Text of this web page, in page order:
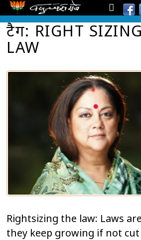
टैग: RIGHT
LAW
Rightsizing the law: Laws
they keep growing if not cut